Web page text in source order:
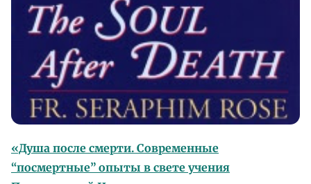
«Душа после смерти. Современные
“посмертные” опыты в свете учения